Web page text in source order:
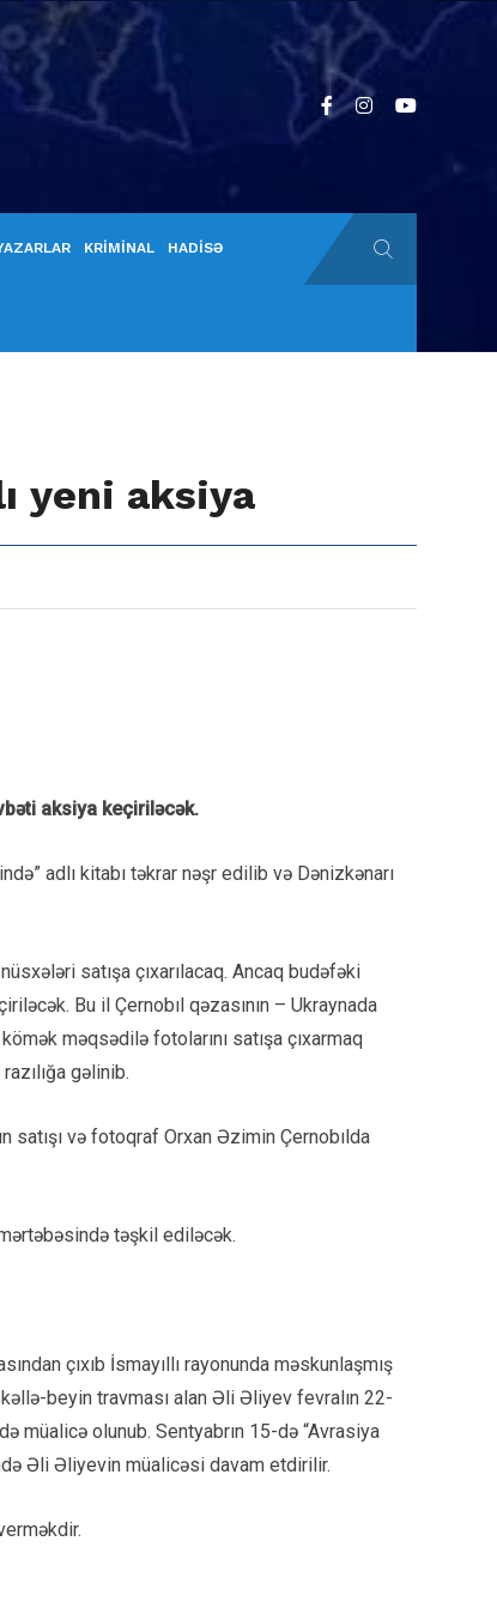
KRİMİNAL HADİSƏ
yeni aksiya
aksiya keçiriləcək.
adlı kitabı təkrar nəşr edilib və Dənizkənarı
satışa çıxarılacaq. Ancaq budəfəki
Bu il Çernobıl qəzasının – Ukraynada
məqsədilə fotolarını satışa çıxarmaq
gəlinib.
satışı və fotoqraf Orxan Əzimin Çernobılda
təşkil ediləcək.
çıxıb İsmayıllı rayonunda məskunlaşmış
beyin travması alan Əli Əliyev fevralın 22-
müalicə olunub. Sentyabrın 15-də “Avrasiya
Əli Əliyevin müalicəsi davam etdirilir.